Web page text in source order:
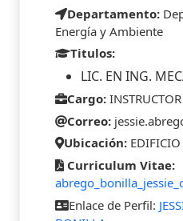
Departamento:
Energía y Ambiente
Titulos:
LIC. EN ING.
Cargo:
Correo:
Ubicación:
Curriculum Vitae:
Enlace de Perfil: